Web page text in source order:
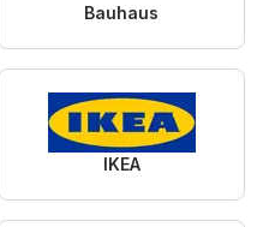
Bauhaus
IKEA